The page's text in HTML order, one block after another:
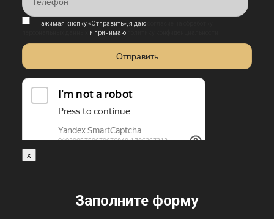
Нажимая кнопку «Отправить», я даю
и принимаю
x
Заполните форму